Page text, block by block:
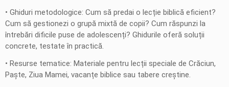
• Ghiduri metodologice: Cum să predai o lecție biblică eficient?
Cum să gestionezi o grupă mixtă de copii? Cum răspunzi la
întrebări dificile puse de adolescenți? Ghidurile oferă soluții
concrete, testate în practică.
• Resurse tematice: Materiale pentru lecții speciale de Crăciun,
Paște, Ziua Mamei, vacanțe biblice sau tabere creștine.